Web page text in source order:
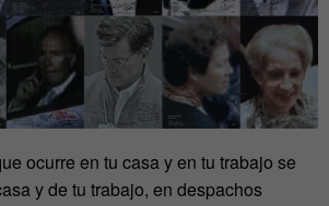
ocurre en tu casa y en tu trabajo se
y de tu trabajo, en despachos